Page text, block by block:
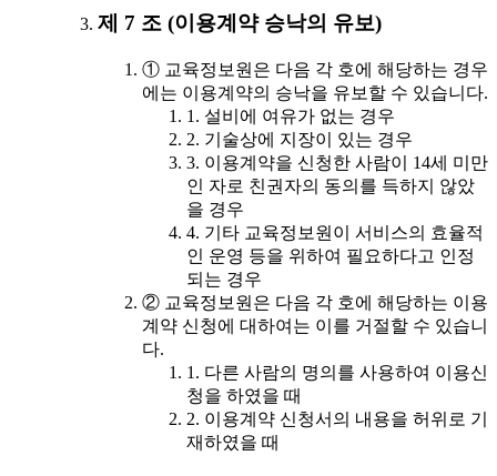
제 7 조 (이용계약 승낙의 유보)
① 교육정보원은 다음 각 호에 해당하는 경우
에는 이용계약의 승낙을 유보할 수 있습니다.
1. 설비에 여유가 없는 경우
2. 기술상에 지장이 있는 경우
3. 이용계약을 신청한 사람이 14세 미만
인 자로 친권자의 동의를 득하지 않았
을 경우
4. 기타 교육정보원이 서비스의 효율적
인 운영 등을 위하여 필요하다고 인정
되는 경우
② 교육정보원은 다음 각 호에 해당하는 이용
계약 신청에 대하여는 이를 거절할 수 있습니
다.
1. 다른 사람의 명의를 사용하여 이용신
청을 하였을 때
2. 이용계약 신청서의 내용을 허위로 기
재하였을 때